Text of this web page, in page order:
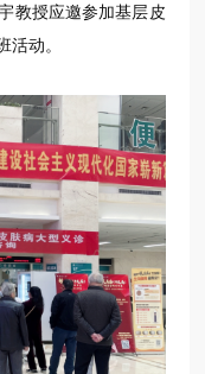
教授应邀参加基层皮
活动。